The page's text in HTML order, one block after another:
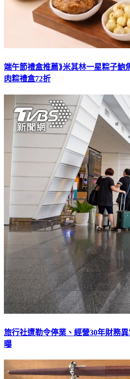
端午節禮盒推薦⟫米其林一星粽子
肉粽禮盒72折
旅行社遭勒令停業、經營30年財務
曝